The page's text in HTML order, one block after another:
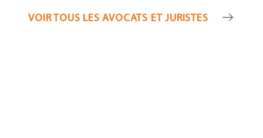
VOIR TOUS LES AVOCATS ET JURISTES